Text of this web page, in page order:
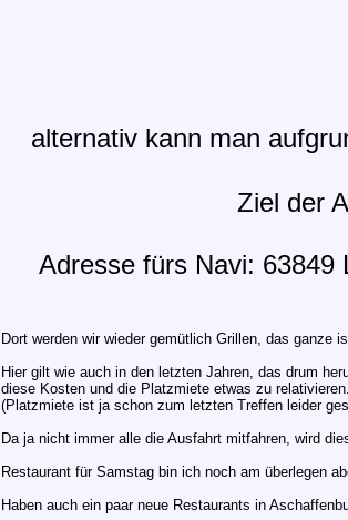
alternativ kann man
Ziel der
Adresse fürs Navi: 63849
Dort werden wir wieder gemütlich Grillen, das ganze
Hier gilt wie auch in den letzten Jahren, das drum
diese Kosten und die Platzmiete etwas zu relativieren.
(Platzmiete ist ja schon zum letzten Treffen leider
Da ja nicht immer alle die Ausfahrt mitfahren, wird
Restaurant für Samstag bin ich noch am überlegen
Haben auch ein paar neue Restaurants in